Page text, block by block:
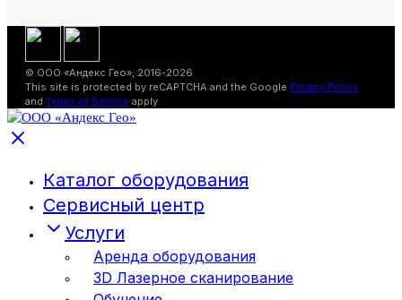
© ООО «Андекс Гео», 2016-2026
This site is protected by reCAPTCHA and the Google Privacy Policy
and Terms of Service apply.
Каталог оборудования
Сервисный центр
Услуги
Аренда оборудования
3D Лазерное сканирование